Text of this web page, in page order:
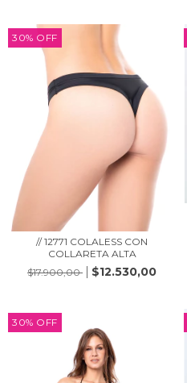
30% OFF
// 12771 COLALESS CON
COLLARETA ALTA
$17.900,00
$12.530,00
30% OFF